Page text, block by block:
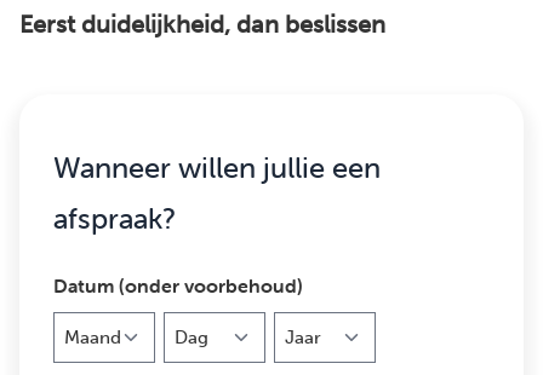
Eerst duidelijkheid, dan beslissen
Wanneer willen jullie een
afspraak?
Datum (onder voorbehoud)